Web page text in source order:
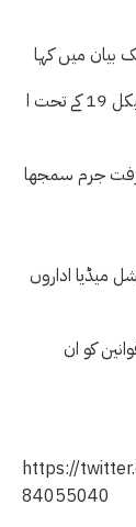
بیان میں کہا
کہ ترمیم شدہ قوانین پاکستانی صارفین کو آئین کے آرٹیکل 19 کے تحت ا
گرفت جرم سمجھا
میڈیا اداروں
کو ان
https://
84055040